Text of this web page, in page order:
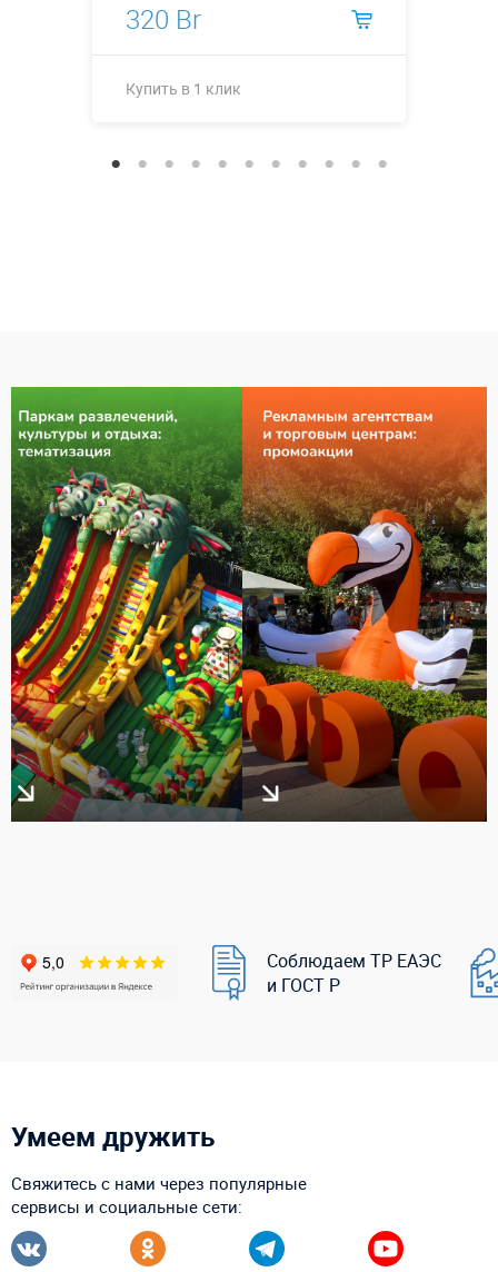
320 Br
Купить в 1 клик
Соблюдаем ТР ЕАЭС
и ГОСТ Р
Умеем дружить
Свяжитесь с нами через популярные
сервисы и социальные сети: